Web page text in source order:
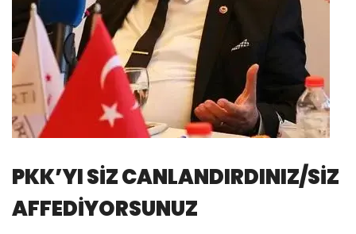
PKK’YI SİZ CANLANDIRDINIZ/SİZ
AFFEDİYORSUNUZ